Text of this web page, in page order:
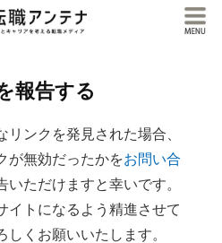
報告する
リンクを発見された場合、
が無効だったかをお問い合
いただけますと幸いです。
イトになるよう精進させて
くお願いいたします。